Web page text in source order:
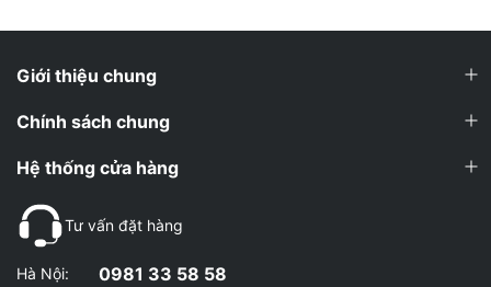
Giới thiệu chung
Chính sách chung
Hệ thống cửa hàng
Tư vấn đặt hàng
Hà Nội: 0981 33 58 58